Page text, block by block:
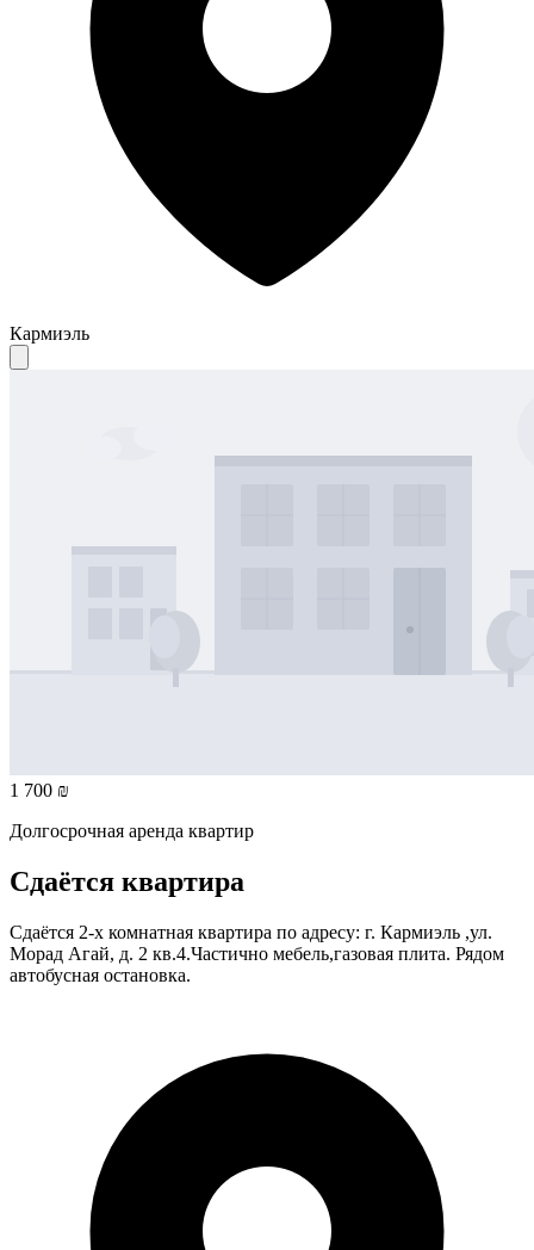
Кармиэль
1 700 ₪
Долгосрочная аренда квартир
Сдаётся квартира
Сдаётся 2-х комнатная квартира по адресу: г. Кармиэль ,ул.
Морад Агай, д. 2 кв.4.Частично мебель,газовая плита. Рядом
автобусная остановка.